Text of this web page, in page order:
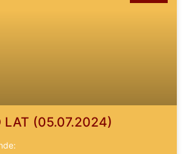
LAT (05.07.2024)